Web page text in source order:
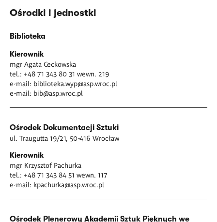
Ośrodki i jednostki
Biblioteka
Kierownik
mgr Agata Ceckowska
tel.: +48 71 343 80 31 wewn. 219
e-mail: biblioteka.wyp@asp.wroc.pl
e-mail: bib@asp.wroc.pl
Ośrodek Dokumentacji Sztuki
ul. Traugutta 19/21, 50-416 Wrocław
Kierownik
mgr Krzysztof Pachurka
tel.: +48 71 343 84 51 wewn. 117
e-mail: kpachurka@asp.wroc.pl
Ośrodek Plenerowy Akademii Sztuk Pięknych we